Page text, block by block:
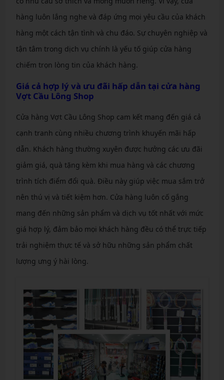
hàng luôn lắng nghe và đáp ứng mọi yêu cầu của khách
hàng một cách tận tình và chu đáo. Sự chuyên nghiệp và
tận tâm trong dịch vụ chính là yếu tố giúp cửa hàng
chiếm trọn lòng tin của khách hàng.
Giá cả hợp lý và ưu đãi hấp dẫn tại cửa hàng
Vợt Cầu Lông Shop
Cửa hàng Vợt Cầu Lông Shop cam kết mang đến giá cả
cạnh tranh cùng nhiều chương trình khuyến mãi hấp
dẫn. Khách hàng thường xuyên được hưởng các ưu đãi
giảm giá, quà tặng kèm khi mua hàng và các chương
trình tích điểm đổi quà. Điều này giúp việc mua sắm trở
nên thú vị và tiết kiệm hơn. Cửa hàng luôn cố gắng
mang đến những sản phẩm và dịch vụ tốt nhất với mức
giá hợp lý, đảm bảo mọi khách hàng đều có thể trực tiếp
trải nghiệm thực tế và sở hữu những sản phẩm chất
lượng ưng ý hài lòng.